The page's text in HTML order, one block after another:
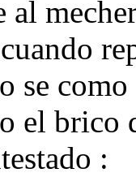
al
se
el brico
: